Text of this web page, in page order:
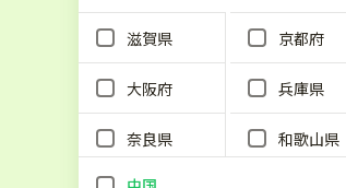
滋賀県 京都府
大阪府 兵庫県
奈良県 和歌山県